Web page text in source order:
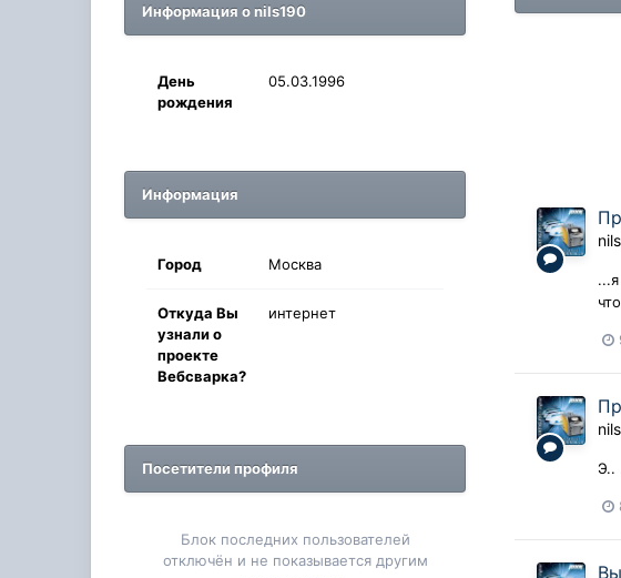
Информация о nils190
День
рождения
05.03.1996
Информация
Город Москва
Oткyдa Вы
узнaли o
проекте
Вебсварка?
интернет
Посетители профиля
Блок последних пользователей
отключён и не показывается другим
Э..